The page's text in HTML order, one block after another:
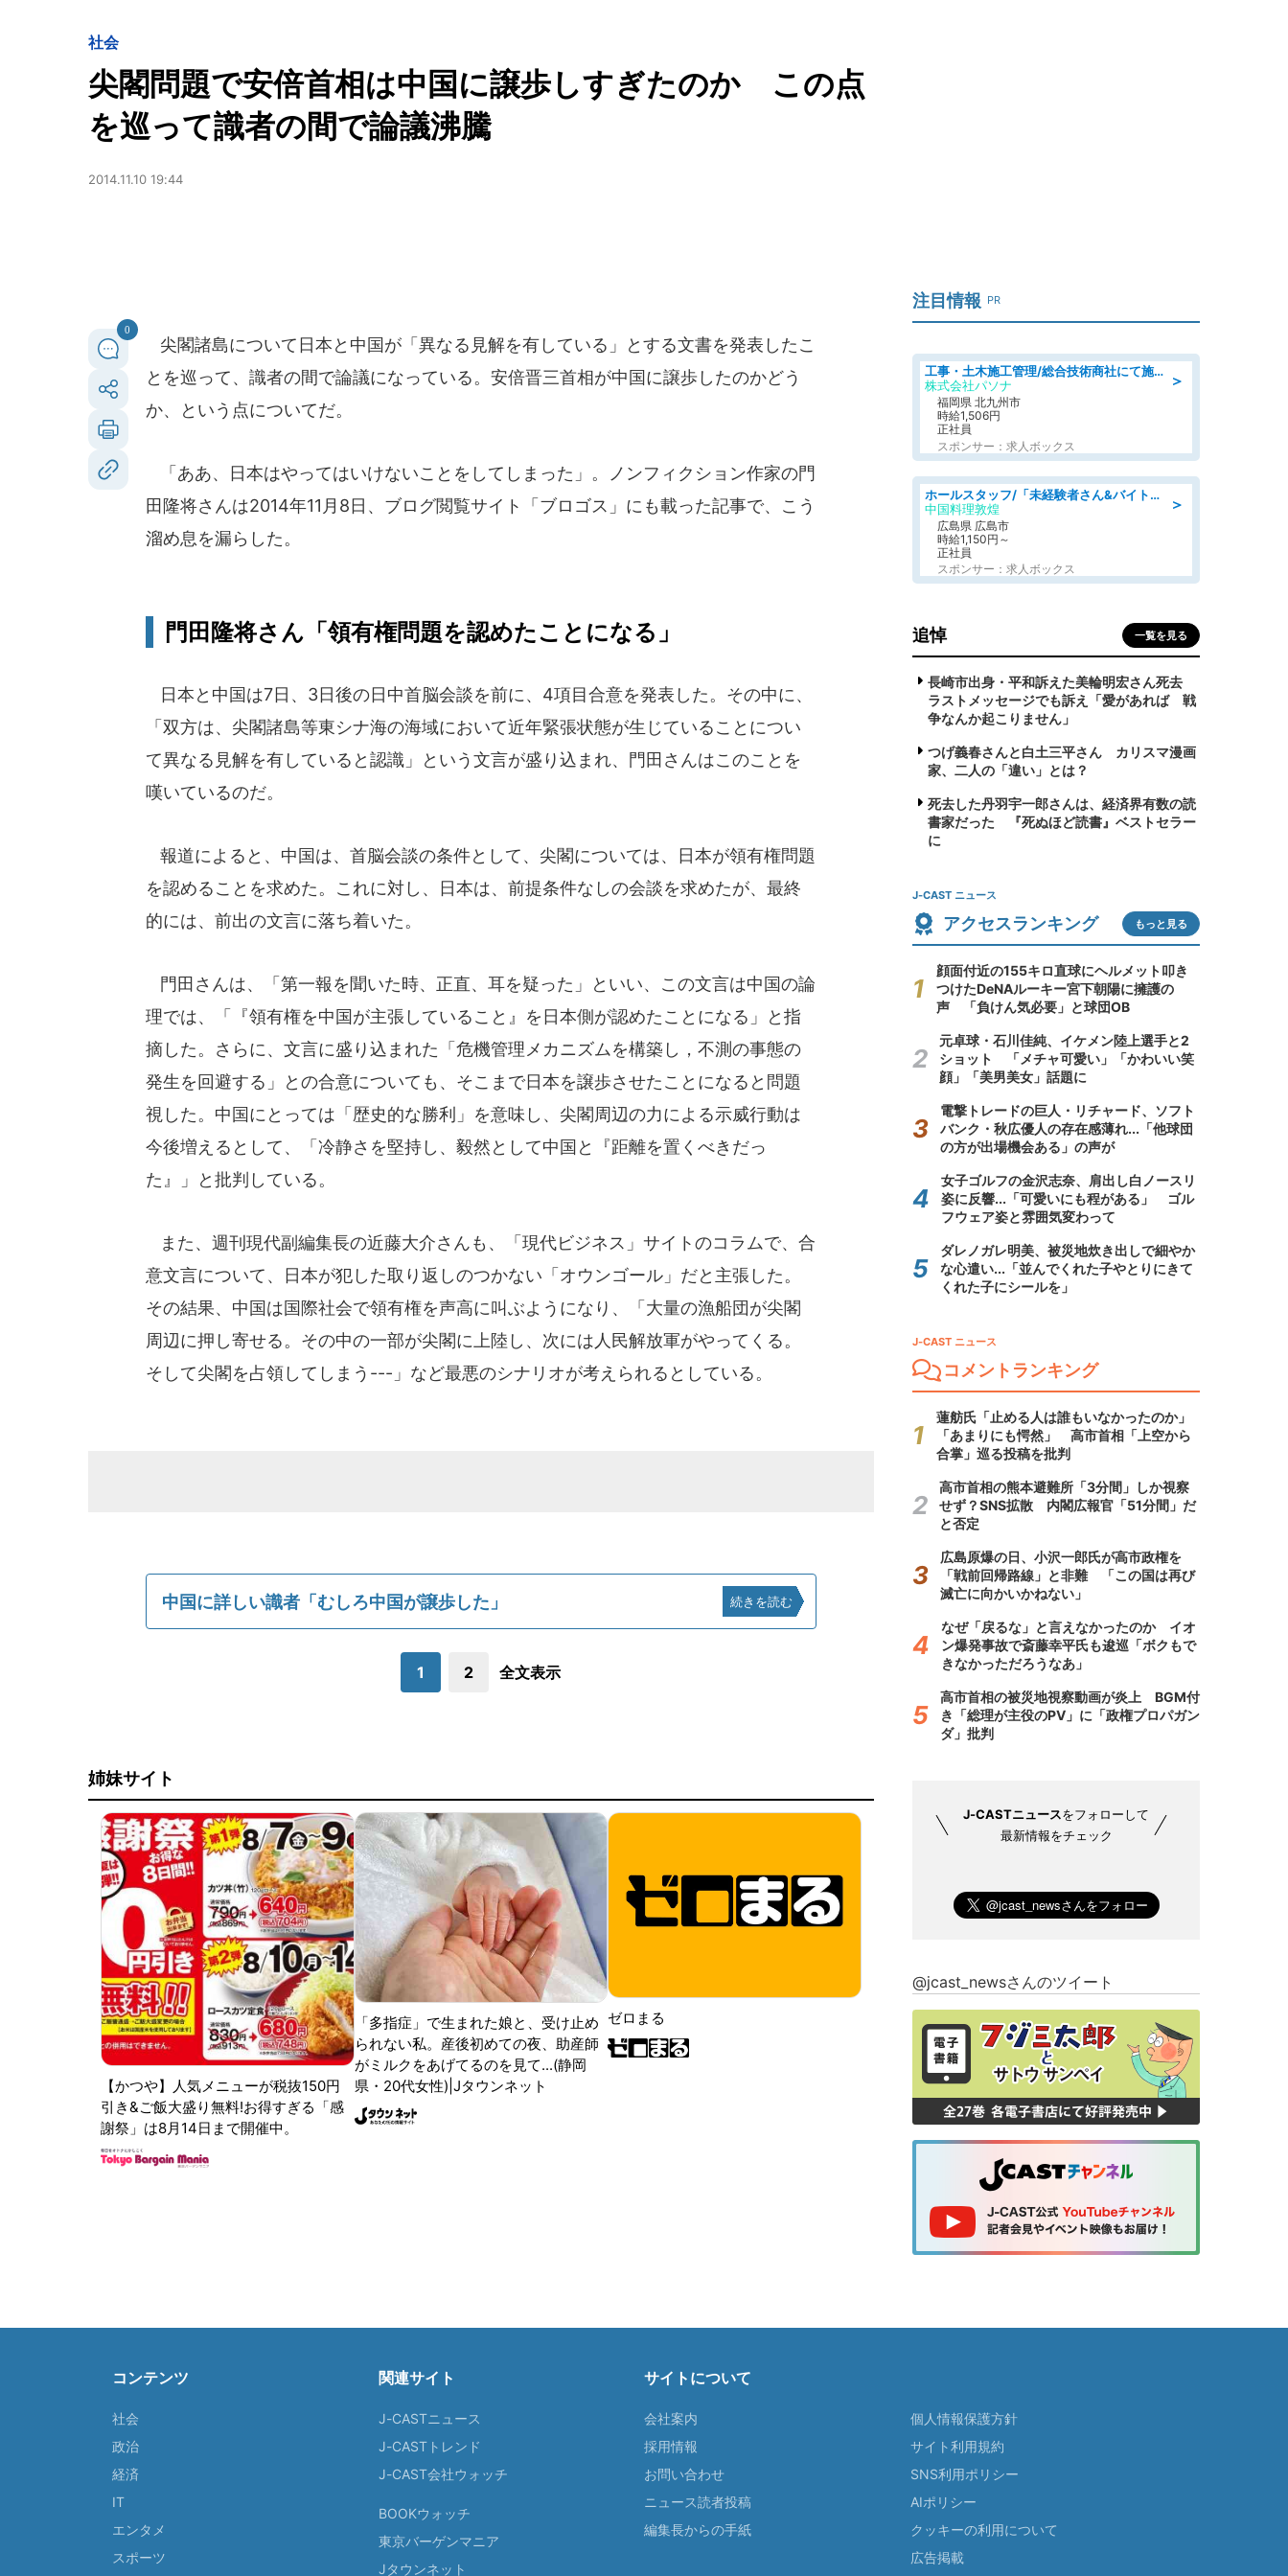
社会
尖閣問題で安倍首相は中国に譲歩しすぎたのか この点
を巡って識者の間で論議沸騰
2014.11.10 19:44
0
尖閣諸島について日本と中国が「異なる見解を有している」とする文書を発表したこ
とを巡って、識者の間で論議になっている。安倍晋三首相が中国に譲歩したのかどう
か、という点についてだ。
「ああ、日本はやってはいけないことをしてしまった」。ノンフィクション作家の門
田隆将さんは2014年11月8日、ブログ閲覧サイト「ブロゴス」にも載った記事で、こう
溜め息を漏らした。
門田隆将さん「領有権問題を認めたことになる」
日本と中国は7日、3日後の日中首脳会談を前に、4項目合意を発表した。その中に、
「双方は、尖閣諸島等東シナ海の海域において近年緊張状態が生じていることについ
て異なる見解を有していると認識」という文言が盛り込まれ、門田さんはこのことを
嘆いているのだ。
報道によると、中国は、首脳会談の条件として、尖閣については、日本が領有権問題
を認めることを求めた。これに対し、日本は、前提条件なしの会談を求めたが、最終
的には、前出の文言に落ち着いた。
門田さんは、「第一報を聞いた時、正直、耳を疑った」といい、この文言は中国の論
理では、「『領有権を中国が主張していること』を日本側が認めたことになる」と指
摘した。さらに、文言に盛り込まれた「危機管理メカニズムを構築し，不測の事態の
発生を回避する」との合意についても、そこまで日本を譲歩させたことになると問題
視した。中国にとっては「歴史的な勝利」を意味し、尖閣周辺の力による示威行動は
今後増えるとして、「冷静さを堅持し、毅然として中国と『距離を置くべきだっ
た』」と批判している。
また、週刊現代副編集長の近藤大介さんも、「現代ビジネス」サイトのコラムで、合
意文言について、日本が犯した取り返しのつかない「オウンゴール」だと主張した。
その結果、中国は国際社会で領有権を声高に叫ぶようになり、「大量の漁船団が尖閣
周辺に押し寄せる。その中の一部が尖閣に上陸し、次には人民解放軍がやってくる。
そして尖閣を占領してしまう---」など最悪のシナリオが考えられるとしている。
中国に詳しい識者「むしろ中国が譲歩した」 続きを読む
1 2 全文表示
姉妹サイト
【かつや】人気メニューが税抜150円
引き&ご飯大盛り無料!お得すぎる「感
謝祭」は8月14日まで開催中。
「多指症」で生まれた娘と、受け止め
られない私。産後初めての夜、助産師
がミルクをあげてるのを見て...(静岡
県・20代女性)|Jタウンネット
ゼロまる
注目情報 PR
＞
工事・土木施工管理/総合技術商社にて施工管理のお仕事/即日勤務可/車通勤可/工事・土木施工管理/生産・品質管理
株式会社パソナ
福岡県 北九州市
時給1,506円
正社員
スポンサー：求人ボックス
＞
ホールスタッフ/「未経験者さん&バイトデビューも大歓迎」残業ほぼなし×1日3時間〜勤務OK!フォロー体制も充実/広島県/広島市南区
中国料理敦煌
広島県 広島市
時給1,150円～
正社員
スポンサー：求人ボックス
追悼 一覧を見る
長崎市出身・平和訴えた美輪明宏さん死去
ラストメッセージでも訴え「愛があれば 戦
争なんか起こりません」
つげ義春さんと白土三平さん カリスマ漫画
家、二人の「違い」とは？
死去した丹羽宇一郎さんは、経済界有数の読
書家だった 『死ぬほど読書』ベストセラー
に
J-CAST ニュース
アクセスランキング もっと見る
顔面付近の155キロ直球にヘルメット叩き
つけたDeNAルーキー宮下朝陽に擁護の
声 「負けん気必要」と球団OB
元卓球・石川佳純、イケメン陸上選手と2
ショット 「メチャ可愛い」「かわいい笑
顔」「美男美女」話題に
電撃トレードの巨人・リチャード、ソフト
バンク・秋広優人の存在感薄れ...「他球団
の方が出場機会ある」の声が
女子ゴルフの金沢志奈、肩出し白ノースリ
姿に反響...「可愛いにも程がある」 ゴル
フウェア姿と雰囲気変わって
ダレノガレ明美、被災地炊き出しで細やか
な心遣い...「並んでくれた子やとりにきて
くれた子にシールを」
J-CAST ニュース
コメントランキング
蓮舫氏「止める人は誰もいなかったのか」
「あまりにも愕然」 高市首相「上空から
合掌」巡る投稿を批判
高市首相の熊本避難所「3分間」しか視察
せず？SNS拡散 内閣広報官「51分間」だ
と否定
広島原爆の日、小沢一郎氏が高市政権を
「戦前回帰路線」と非難 「この国は再び
滅亡に向かいかねない」
なぜ「戻るな」と言えなかったのか イオ
ン爆発事故で斎藤幸平氏も逡巡「ボクもで
きなかっただろうなあ」
高市首相の被災地視察動画が炎上 BGM付
き「総理が主役のPV」に「政権プロパガン
ダ」批判
J-CASTニュースをフォローして
最新情報をチェック
@jcast_newsさんのツイート
コンテンツ
社会
政治
経済
IT
エンタメ
スポーツ
関連サイト
J-CASTニュース
J-CASTトレンド
J-CAST会社ウォッチ
BOOKウォッチ
東京バーゲンマニア
Jタウンネット
サイトについて
会社案内
採用情報
お問い合わせ
ニュース読者投稿
編集長からの手紙
個人情報保護方針
サイト利用規約
SNS利用ポリシー
AIポリシー
クッキーの利用について
広告掲載